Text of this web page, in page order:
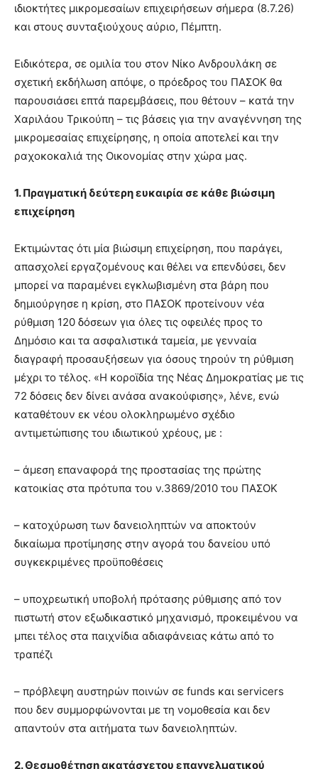
ιδιοκτήτες μικρομεσαίων επιχειρήσεων σήμερα (8.7.26)
και στους συνταξιούχους αύριο, Πέμπτη.
Ειδικότερα, σε ομιλία του στον Νίκο Ανδρουλάκη σε
σχετική εκδήλωση απόψε, ο πρόεδρος του ΠΑΣΟΚ θα
παρουσιάσει επτά παρεμβάσεις, που θέτουν – κατά την
Χαριλάου Τρικούπη – τις βάσεις για την αναγέννηση της
μικρομεσαίας επιχείρησης, η οποία αποτελεί και την
ραχοκοκαλιά της Οικονομίας στην χώρα μας.
1. Πραγματική δεύτερη ευκαιρία σε κάθε βιώσιμη
επιχείρηση
Εκτιμώντας ότι μία βιώσιμη επιχείρηση, που παράγει,
απασχολεί εργαζομένους και θέλει να επενδύσει, δεν
μπορεί να παραμένει εγκλωβισμένη στα βάρη που
δημιούργησε η κρίση, στο ΠΑΣΟΚ προτείνουν νέα
ρύθμιση 120 δόσεων για όλες τις οφειλές προς το
Δημόσιο και τα ασφαλιστικά ταμεία, με γενναία
διαγραφή προσαυξήσεων για όσους τηρούν τη ρύθμιση
μέχρι το τέλος. «Η κοροϊδία της Νέας Δημοκρατίας με τις
72 δόσεις δεν δίνει ανάσα ανακούφισης», λένε, ενώ
καταθέτουν εκ νέου ολοκληρωμένο σχέδιο
αντιμετώπισης του ιδιωτικού χρέους, με :
– άμεση επαναφορά της προστασίας της πρώτης
κατοικίας στα πρότυπα του ν.3869/2010 του ΠΑΣΟΚ
– κατοχύρωση των δανειοληπτών να αποκτούν
δικαίωμα προτίμησης στην αγορά του δανείου υπό
συγκεκριμένες προϋποθέσεις
– υποχρεωτική υποβολή πρότασης ρύθμισης από τον
πιστωτή στον εξωδικαστικό μηχανισμό, προκειμένου να
μπει τέλος στα παιχνίδια αδιαφάνειας κάτω από το
τραπέζι
– πρόβλεψη αυστηρών ποινών σε funds και servicers
που δεν συμμορφώνονται με τη νομοθεσία και δεν
απαντούν στα αιτήματα των δανειοληπτών.
2. Θεσμοθέτηση ακατάσχετου επαγγελματικού